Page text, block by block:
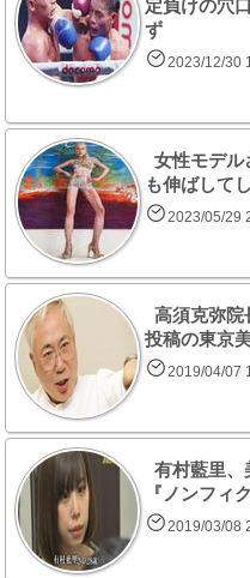
定負けの穴
ず
2023/12/30
女性モデル
も伸ばして
2023/05/29
高須克弥
投稿の東京
2019/04/07
有村藍里、
『ノンフィ
2019/03/08